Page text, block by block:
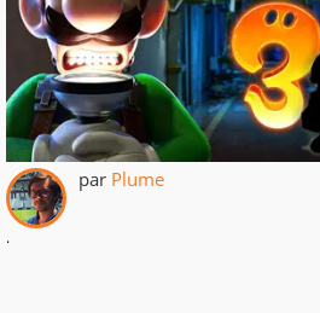
par Plume
.